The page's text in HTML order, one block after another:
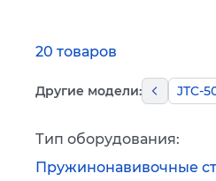
20 товаров
Другие модели: JTC-
Тип оборудования:
Пружинонавивочные